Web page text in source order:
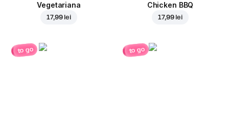
Vegetariana
17,99 lei
Chicken BBQ
17,99 lei
to go to go